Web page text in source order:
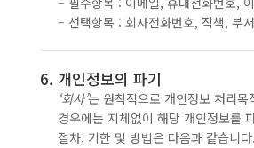
– 선택항목 : 회사전화번호, 직책, 부
6. 개인정보의 파기
‘회사’는 원칙적으로 개인정보 처리목
경우에는 지체없이 해당 개인정보를
절차, 기한 및 방법은 다음과 같습니다.